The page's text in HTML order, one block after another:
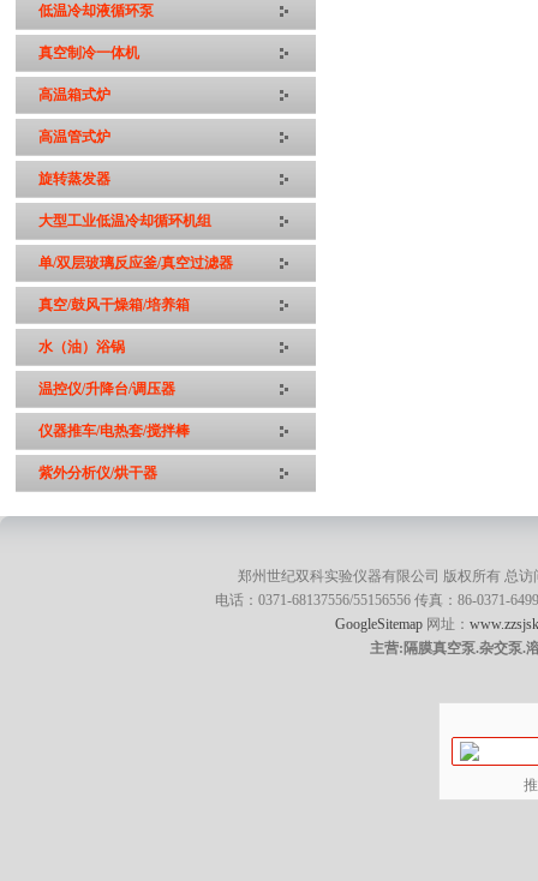
低温冷却液循环泵
真空制冷一体机
高温箱式炉
高温管式炉
旋转蒸发器
大型工业低温冷却循环机组
单/双层玻璃反应釜/真空过滤器
真空/鼓风干燥箱/培养箱
水（油）浴锅
温控仪/升降台/调压器
仪器推车/电热套/搅拌棒
紫外分析仪/烘干器
郑州世纪双科实验仪器有限公司 版权所有 总访
电话：0371-68137556/55156556 传真：86-0371-
GoogleSitemap 网址：
主营:隔膜真空泵.杂交泵.